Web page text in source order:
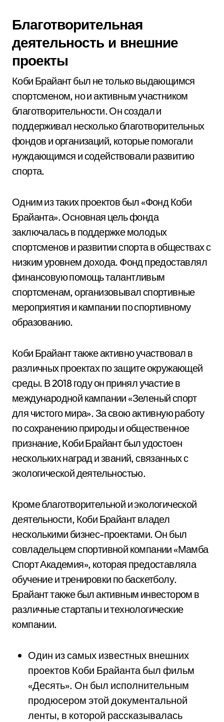
Благотворительная
деятельность и внешние
проекты
Коби Брайант был не только выдающимся
спортсменом, но и активным участником
благотворительности. Он создал и
поддерживал несколько благотворительных
фондов и организаций, которые помогали
нуждающимся и содействовали развитию
спорта.
Одним из таких проектов был «Фонд Коби
Брайанта». Основная цель фонда
заключалась в поддержке молодых
спортсменов и развитии спорта в обществах с
низким уровнем дохода. Фонд предоставлял
финансовую помощь талантливым
спортсменам, организовывал спортивные
мероприятия и кампании по спортивному
образованию.
Коби Брайант также активно участвовал в
различных проектах по защите окружающей
среды. В 2018 году он принял участие в
международной кампании «Зеленый спорт
для чистого мира». За свою активную работу
по сохранению природы и общественное
признание, Коби Брайант был удостоен
нескольких наград и званий, связанных с
экологической деятельностью.
Кроме благотворительной и экологической
деятельности, Коби Брайант владел
несколькими бизнес-проектами. Он был
совладельцем спортивной компании «Мамба
Спорт Академия», которая предоставляла
обучение и тренировки по баскетболу.
Брайант также был активным инвестором в
различные стартапы и технологические
компании.
Один из самых известных внешних
проектов Коби Брайанта был фильм
«Десять». Он был исполнительным
продюсером этой документальной
ленты, в которой рассказывалась